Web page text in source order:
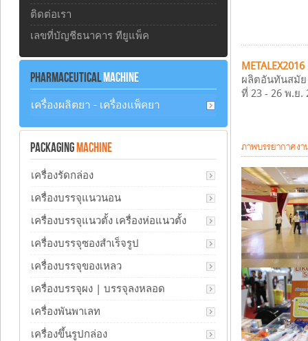
METALEX2016
ผลิตอันทันสมัย
ที่ 23 - 26 พ.ย.
ภาพบรรยากาศงา
ติดต่อเรา
เลขที่บัญชีธนาคาร ทียูแพ็ค
PHARMACEUTICALMACHINE
เครื่องผลิตยา - เครื่องแพ็คยา
PACKAGING MACHINE
เครื่องรัดกล่อง
เครื่องบรรจุแนวนอน
เครื่องบรรจุแนวตั้ง เครื่องห่อแนวตั้ง
เครื่องบรรจุซองสำเร็จรูป
เครื่องบรรจุของเหลว
เครื่องบรรจุผง | บรรจุลงหลอด
เครื่องพันพาเลท
เครื่องขึ้นรูปกล่อง